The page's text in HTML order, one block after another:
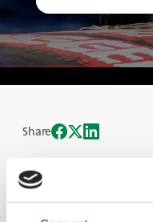
Krysten
Than You
Share